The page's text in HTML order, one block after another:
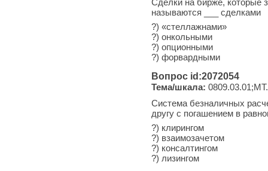
называются ___ сделками
?) «стеллажнами»
?) онкольными
?) опционными
?) форвардными
Вопрос id:2072054
Тема/шкала:
Система безналичных
другу с погашением в
?) клирингом
?) взаимозачетом
?) консалтингом
?) лизингом